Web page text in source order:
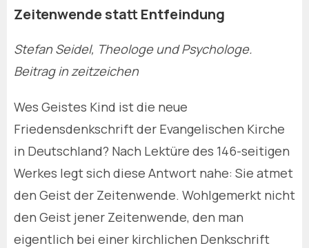
Zeitenwende statt Entfeindung
Stefan Seidel, Theologe und Psychologe.
Beitrag in zeitzeichen
Wes Geistes Kind ist die neue
Friedensdenkschrift der Evangelischen Kirche
in Deutschland? Nach Lektüre des 146-seitigen
Werkes legt sich diese Antwort nahe: Sie atmet
den Geist der Zeitenwende. Wohlgemerkt nicht
den Geist jener Zeitenwende, den man
eigentlich bei einer kirchlichen Denkschrift